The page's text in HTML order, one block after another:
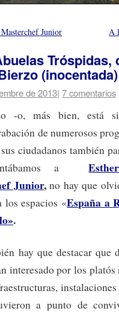
Junior A
Tróspidas,
(inocentada)
de 2013| 7 comentarios
-o, más bien, está
de numerosos
ciudadanos también
aEsther
Junior,no hay que
los espacios «España a
.
hay que destacar que
interesado por los
a punto de